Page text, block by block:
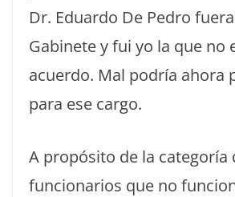
Dr. Eduardo De Pedro
Gabinete y fui yo la que no
acuerdo. Mal podría ahora
para ese cargo.
A propósito de la categoría
funcionarios que no